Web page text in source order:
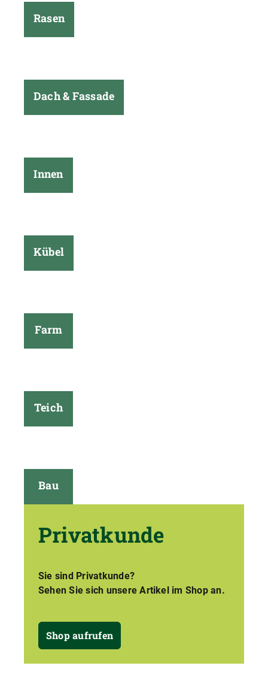
Rasen
Dach & Fassade
Innen
Kübel
Farm
Teich
Bau
Privatkunde
Sie sind Privatkunde?
Sehen Sie sich unsere Artikel im Shop an.
Shop aufrufen